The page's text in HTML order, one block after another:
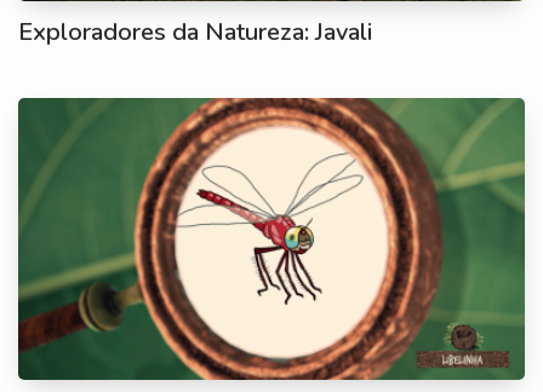
Exploradores da Natureza: Javali